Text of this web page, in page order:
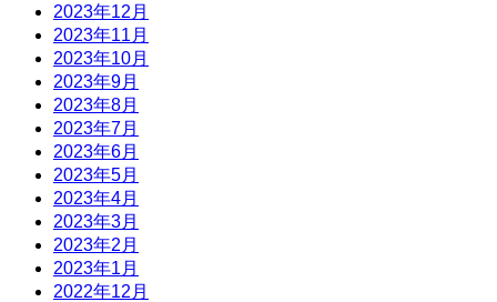
2023年12月
2023年11月
2023年10月
2023年9月
2023年8月
2023年7月
2023年6月
2023年5月
2023年4月
2023年3月
2023年2月
2023年1月
2022年12月